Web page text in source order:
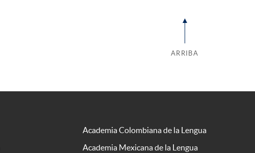
ARRIBA
Academia Colombiana de la Lengua
Academia Mexicana de la Lengua